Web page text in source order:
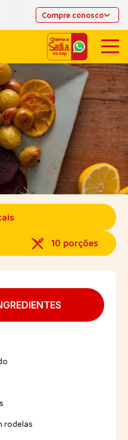
Compre conosco
10 porções
rodelas